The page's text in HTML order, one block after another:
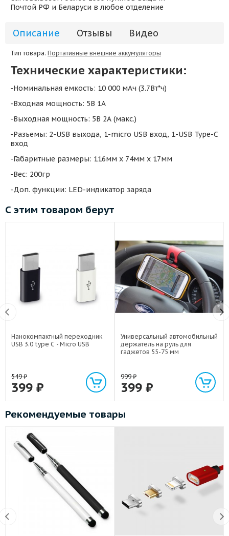
Почтой РФ и Беларуси в любое отделение
Описание Отзывы Видео
Тип товара: Портативные внешние аккумуляторы
Технические характеристики:
-Номинальная емкость: 10 000 мАч (3.7Вт*ч)
-Входная мощность: 5В 1А
-Выходная мощность: 5В 2А (макс.)
-Разъемы: 2-USB выхода, 1-micro USB вход, 1-USB Type-C
вход
-Габаритные размеры: 116мм х 74мм х 17мм
-Вес: 200гр
-Доп. функции: LED-индикатор заряда
С этим товаром берут
Нанокомпактный переходник
USB 3.0 type C - Micro USB
549₽
399 ₽
Универсальный автомобильный
держатель на руль для
гаджетов 55-75 мм
999₽
399 ₽
Рекомендуемые товары